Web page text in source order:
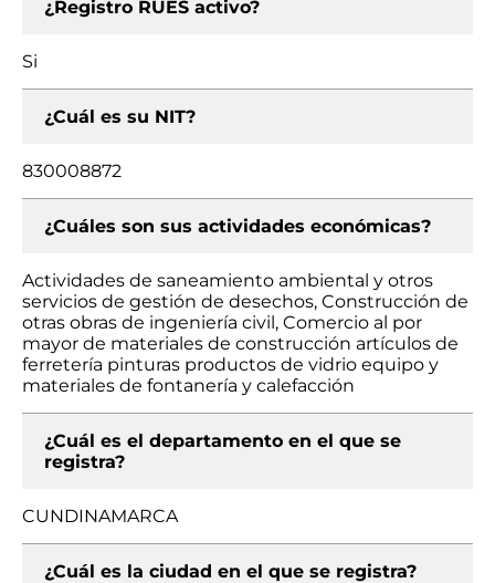
¿Registro RUES activo?
Si
¿Cuál es su NIT?
830008872
¿Cuáles son sus actividades económicas?
Actividades de saneamiento ambiental y otros
servicios de gestión de desechos, Construcción de
otras obras de ingeniería civil, Comercio al por
mayor de materiales de construcción artículos de
ferretería pinturas productos de vidrio equipo y
materiales de fontanería y calefacción
¿Cuál es el departamento en el que se
registra?
CUNDINAMARCA
¿Cuál es la ciudad en el que se registra?